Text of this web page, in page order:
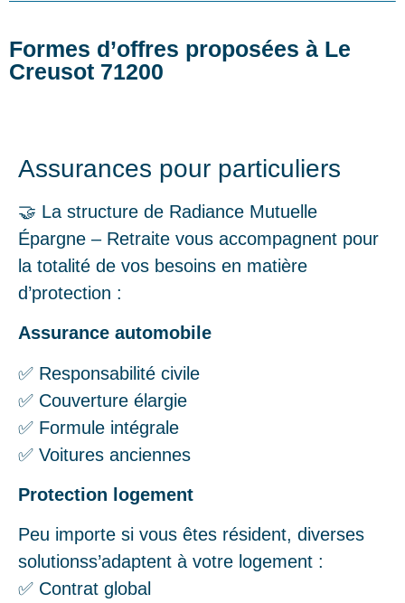
Formes d’offres proposées à Le
Creusot 71200
Assurances pour particuliers
🤝 La structure de Radiance Mutuelle
Épargne – Retraite vous accompagnent pour
la totalité de vos besoins en matière
d’protection :
Assurance automobile
✅ Responsabilité civile
✅ Couverture élargie
✅ Formule intégrale
✅ Voitures anciennes
Protection logement
Peu importe si vous êtes résident, diverses
solutionss’adaptent à votre logement :
✅ Contrat global